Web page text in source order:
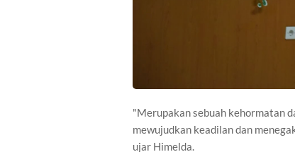
"Merupakan sebuah kehormatan
mewujudkan keadilan dan
ujar Himelda.